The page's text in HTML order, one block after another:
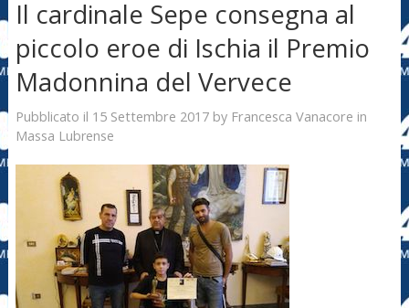
Il cardinale Sepe consegna al
piccolo eroe di Ischia il Premio
Madonnina del Vervece
Pubblicato il 15 Settembre 2017by Francesca Vanacore in
Massa Lubrense